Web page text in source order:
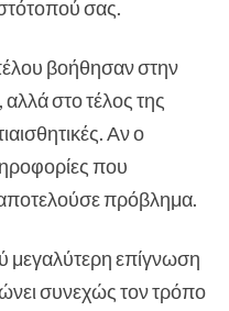
σας.
βοήθησαν στην
στο τέλος της
Αν ο
που
πρόβλημα.
μεγαλύτερη επίγνωση
συνεχώς τον τρόπο